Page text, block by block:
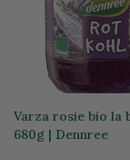
Varza rosie bio la
680g | Dennree